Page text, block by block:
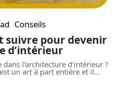
Conseils
suivre pour devenir
d’intérieur
l’architecture d’intérieur ?
un art à part entière et il…